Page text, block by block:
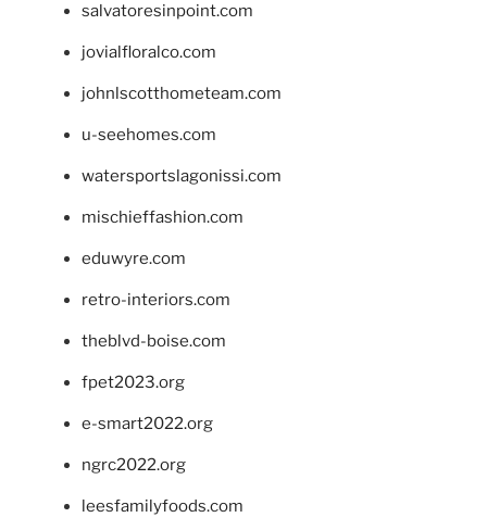
salvatoresinpoint.com
jovialfloralco.com
johnlscotthometeam.com
u-seehomes.com
watersportslagonissi.com
mischieffashion.com
eduwyre.com
retro-interiors.com
theblvd-boise.com
fpet2023.org
e-smart2022.org
ngrc2022.org
leesfamilyfoods.com